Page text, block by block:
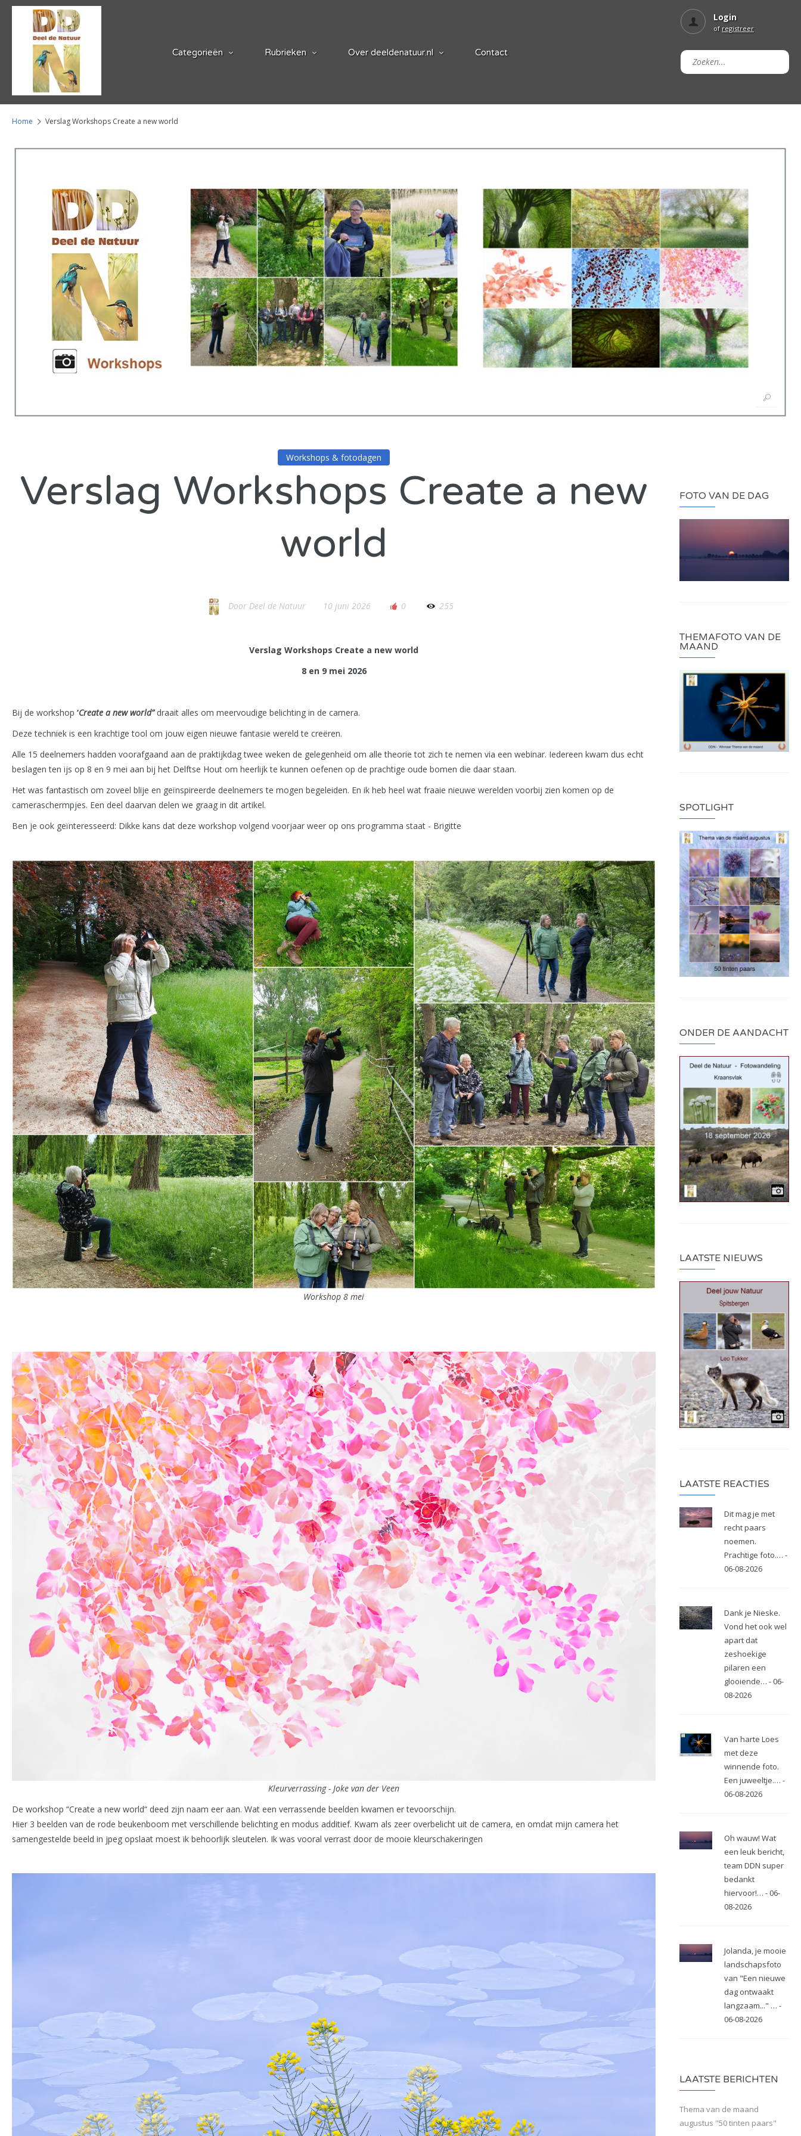
Categorieën Rubrieken Over deeldenatuur.nl Contact
Login
of registreer
Home Verslag Workshops Create a new world
Workshops & fotodagen
Verslag Workshops Create a new
world
Door Deel de Natuur 10 juni 2026 0 255
Verslag Workshops Create a new world
8 en 9 mei 2026
Bij de workshop ‘Create a new world”draait alles om meervoudige belichting in de camera.
Deze techniek is een krachtige tool om jouw eigen nieuwe fantasie wereld te creëren.
Alle 15 deelnemers hadden voorafgaand aan de praktijkdag twee weken de gelegenheid om alle theorie tot zich te nemen via een webinar. Iedereen kwam dus echt
beslagen ten ijs op 8 en 9 mei aan bij het Delftse Hout om heerlijk te kunnen oefenen op de prachtige oude bomen die daar staan.
Het was fantastisch om zoveel blije en geïnspireerde deelnemers te mogen begeleiden. En ik heb heel wat fraaie nieuwe werelden voorbij zien komen op de
cameraschermpjes. Een deel daarvan delen we graag in dit artikel.
Ben je ook geïnteresseerd: Dikke kans dat deze workshop volgend voorjaar weer op ons programma staat - Brigitte
Workshop 8 mei
Kleurverrassing - Joke van der Veen
De workshop “Create a new world“ deed zijn naam eer aan. Wat een verrassende beelden kwamen er tevoorschijn.
Hier 3 beelden van de rode beukenboom met verschillende belichting en modus additief. Kwam als zeer overbelicht uit de camera, en omdat mijn camera het
samengestelde beeld in jpeg opslaat moest ik behoorlijk sleutelen. Ik was vooral verrast door de mooie kleurschakeringen
FOTO VAN DE DAG
THEMAFOTO VAN DE
MAAND
SPOTLIGHT
ONDER DE AANDACHT
LAATSTE NIEUWS
LAATSTE REACTIES
Dit mag je met
recht paars
noemen.
Prachtige foto.… -
06-08-2026
Dank je Nieske.
Vond het ook wel
apart dat
zeshoekige
pilaren een
glooiende… - 06-
08-2026
Van harte Loes
met deze
winnende foto.
Een juweeltje.… -
06-08-2026
Oh wauw! Wat
een leuk bericht,
team DDN super
bedankt
hiervoor!… - 06-
08-2026
Jolanda, je mooie
landschapsfoto
van "Een nieuwe
dag ontwaakt
langzaam..." … -
06-08-2026
LAATSTE BERICHTEN
Thema van de maand
augustus "50 tinten paars"